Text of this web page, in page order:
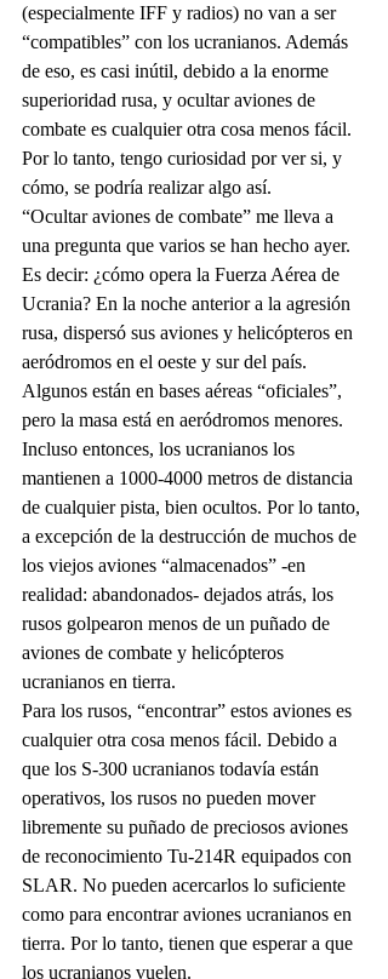
(especialmente IFF y radios) no van a ser
“compatibles” con los ucranianos. Además
de eso, es casi inútil, debido a la enorme
superioridad rusa, y ocultar aviones de
combate es cualquier otra cosa menos fácil.
Por lo tanto, tengo curiosidad por ver si, y
cómo, se podría realizar algo así.
“Ocultar aviones de combate” me lleva a
una pregunta que varios se han hecho ayer.
Es decir: ¿cómo opera la Fuerza Aérea de
Ucrania? En la noche anterior a la agresión
rusa, dispersó sus aviones y helicópteros en
aeródromos en el oeste y sur del país.
Algunos están en bases aéreas “oficiales”,
pero la masa está en aeródromos menores.
Incluso entonces, los ucranianos los
mantienen a 1000-4000 metros de distancia
de cualquier pista, bien ocultos. Por lo tanto,
a excepción de la destrucción de muchos de
los viejos aviones “almacenados” -en
realidad: abandonados- dejados atrás, los
rusos golpearon menos de un puñado de
aviones de combate y helicópteros
ucranianos en tierra.
Para los rusos, “encontrar” estos aviones es
cualquier otra cosa menos fácil. Debido a
que los S-300 ucranianos todavía están
operativos, los rusos no pueden mover
libremente su puñado de preciosos aviones
de reconocimiento Tu-214R equipados con
SLAR. No pueden acercarlos lo suficiente
como para encontrar aviones ucranianos en
tierra. Por lo tanto, tienen que esperar a que
los ucranianos vuelen.